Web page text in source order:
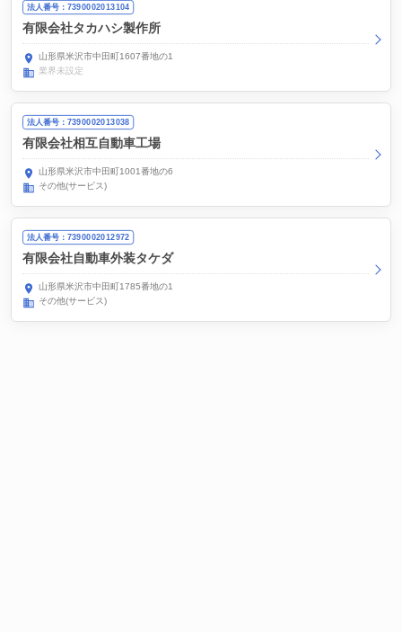
法人番号：7390002013104
有限会社タカハシ製作所
山形県米沢市中田町1607番地の1
業界未設定
法人番号：7390002013038
有限会社相互自動車工場
山形県米沢市中田町1001番地の6
その他(サービス)
法人番号：7390002012972
有限会社自動車外装タケダ
山形県米沢市中田町1785番地の1
その他(サービス)